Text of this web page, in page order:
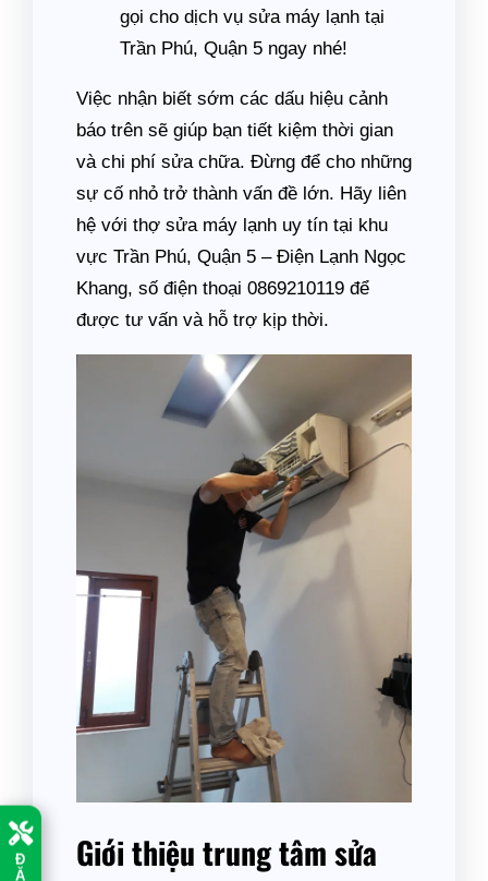
Đ
Ặ
gọi cho dịch vụ sửa máy lạnh tại
Trần Phú, Quận 5 ngay nhé!
Việc nhận biết sớm các dấu hiệu cảnh
báo trên sẽ giúp bạn tiết kiệm thời gian
và chi phí sửa chữa. Đừng để cho những
sự cố nhỏ trở thành vấn đề lớn. Hãy liên
hệ với thợ sửa máy lạnh uy tín tại khu
vực Trần Phú, Quận 5 – Điện Lạnh Ngọc
Khang, số điện thoại 0869210119 để
được tư vấn và hỗ trợ kịp thời.
Giới thiệu trung tâm sửa